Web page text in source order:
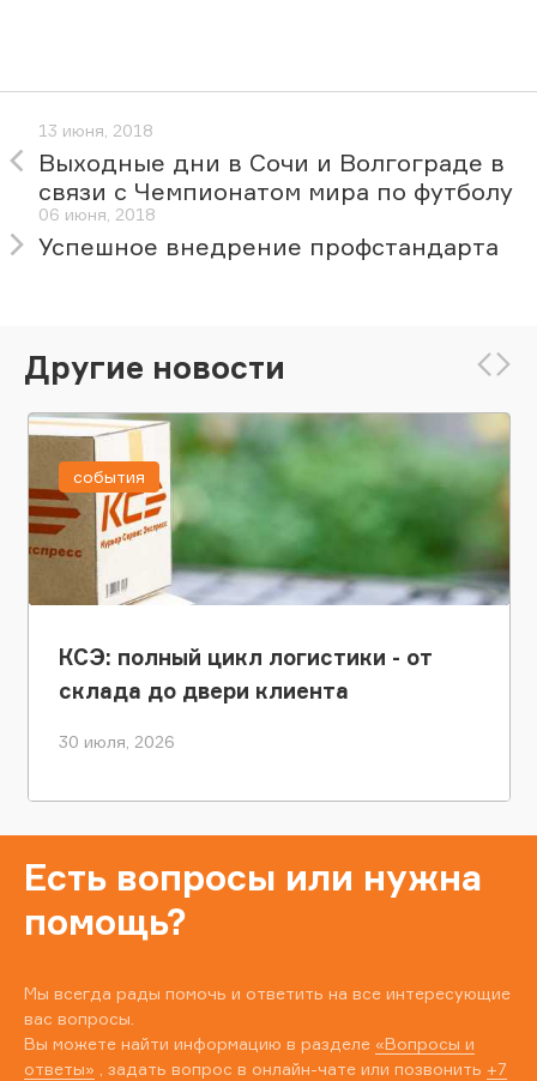
13 июня, 2018
Выходные дни в Сочи и Волгограде в
связи с Чемпионатом мира по футболу
06 июня, 2018
Успешное внедрение профстандарта
Другие новости
КСЭ: полный цикл логистики - от
склада до двери клиента
30 июля, 2026
события
Есть вопросы или нужна
помощь?
Мы всегда рады помочь и ответить на все интересующие
вас вопросы.
Вы можете найти информацию в разделе «Вопросы и
ответы» , задать вопрос в онлайн-чате или позвонить +7